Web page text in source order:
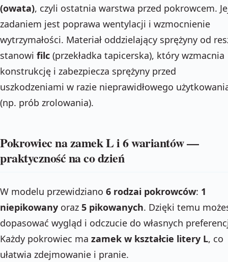
(owata), czyli ostatnia warstwa przed pokrowcem.
zadaniem jest poprawa wentylacji i wzmocnienie
wytrzymałości. Materiał oddzielający sprężyny od
stanowi filc (przekładka tapicerska), który wzmacnia
konstrukcję i zabezpiecza sprężyny przed
uszkodzeniami w razie nieprawidłowego
(np. prób zrolowania).
Pokrowiec na zamek L i 6 wariantów —
praktyczność na co dzień
W modelu przewidziano 6 rodzai pokrowców: 1
niepikowany oraz 5 pikowanych. Dzięki temu
dopasować wygląd i odczucie do własnych
Każdy pokrowiec ma zamek w kształcie litery L, co
ułatwia zdejmowanie i pranie.